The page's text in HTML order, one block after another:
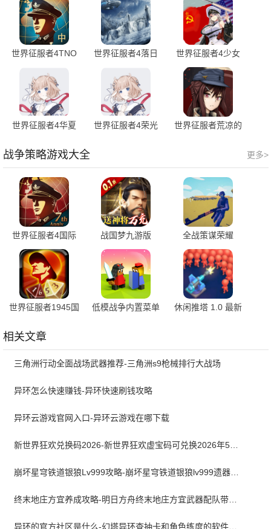
世界征服者4TNO
版
世界征服者4落日
世界征服者4少女
战争 1.5.0 最新版
世界征服者4华夏
版
世界征服者4荣光
世界征服者荒凉的
更多>
战争策略游戏大全
世界征服者4国际
版 1.23.0 手机版
战国梦九游版
0.4.0 最新版
全战策谋荣耀
3.4.18
世界征服者1945国
低模战争内置菜单
休闲推塔 1.0 最新
相关文章
三角洲行动全面战场武器推荐-三角洲s9枪械排行大战场
异环怎么快速赚钱-异环快速刷钱攻略
异环云游戏官网入口-异环云游戏在哪下载
新世界狂欢兑换码2026-新世界狂欢虚宝码可兑换2026年5月最新
崩坏星穹铁道银狼Lv999攻略-崩坏星穹铁道银狼lv999遗器词条带什么
终末地庄方宜养成攻略-明日方舟终末地庄方宜武器配队带什么
异环的官方社区是什么-幻塔异环查抽卡和角色练度的软件叫什么